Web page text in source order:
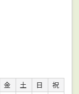
金 土 日
祝